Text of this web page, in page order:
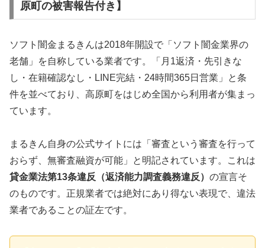
原町の被害報告付き】
ソフト闇金まるきんは2018年開設で「ソフト闇金業界の
老舗」を自称している業者です。「月1返済・先引きな
し・在籍確認なし・LINE完結・24時間365日営業」と条
件を並べており、高原町をはじめ全国から利用者が集まっ
ています。
まるきん自身の公式サイトには「審査という審査を行って
おらず、無審査融資が可能」と明記されています。これは
貸金業法第13条違反（返済能力調査義務違反） の宣言そ
のものです。正規業者では絶対にあり得ない表現で、違法
業者であることの証左です。